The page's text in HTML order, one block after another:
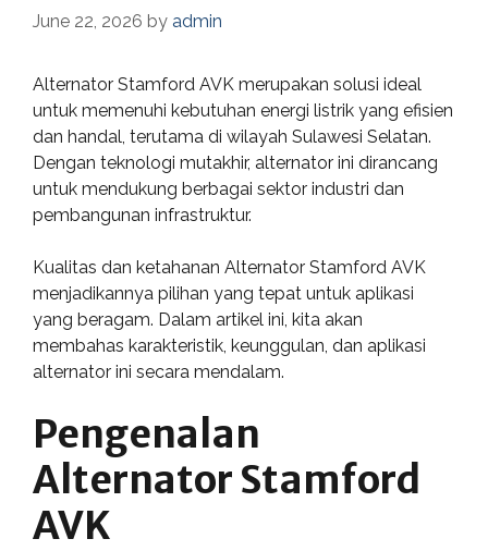
June 22, 2026 by admin
Alternator Stamford AVK merupakan solusi ideal
untuk memenuhi kebutuhan energi listrik yang efisien
dan handal, terutama di wilayah Sulawesi Selatan.
Dengan teknologi mutakhir, alternator ini dirancang
untuk mendukung berbagai sektor industri dan
pembangunan infrastruktur.
Kualitas dan ketahanan Alternator Stamford AVK
menjadikannya pilihan yang tepat untuk aplikasi
yang beragam. Dalam artikel ini, kita akan
membahas karakteristik, keunggulan, dan aplikasi
alternator ini secara mendalam.
Pengenalan
Alternator Stamford
AVK